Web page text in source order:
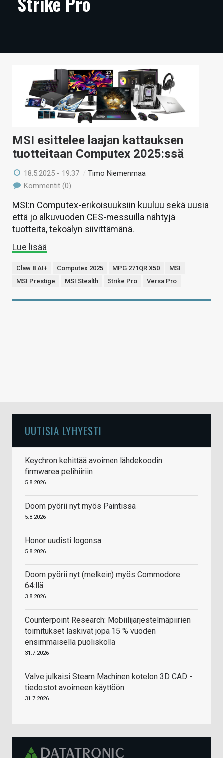
ARTIKKELIT
TECHBBS
HINTA.FI
VAIHDA TEEMA
HAKU
MSI esittelee laajan kattauksen
tuotteitaan Computex 2025:ssä
18.5.2025 - 19:37 /Timo Niemenmaa
Kommentit (0)
MSI:n Computex-erikoisuuksiin kuuluu sekä uusia
että jo alkuvuoden CES-messuilla nähtyjä
tuotteita, tekoälyn siivittämänä.
Lue lisää
Claw 8 AI+ Computex 2025 MPG 271QR X50
MSI
MSI Prestige
MSI Stealth Strike Pro Versa Pro
UUTISIA LYHYESTI
Keychron kehittää avoimen lähdekoodin
firmwarea pelihiiriin
5.8.2026
Doom pyörii nyt myös Paintissa
5.8.2026
Honor uudisti logonsa
5.8.2026
Doom pyörii nyt (melkein) myös Commodore
64:llä
3.8.2026
Counterpoint Research: Mobiilijärjestelmäpiirien
toimitukset laskivat jopa 15 % vuoden
ensimmäisellä puoliskolla
31.7.2026
Valve julkaisi Steam Machinen kotelon 3D CAD -
tiedostot avoimeen käyttöön
31.7.2026